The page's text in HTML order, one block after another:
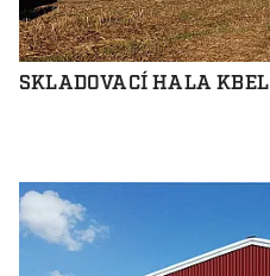
SKLADOVACÍ HALA KBEL